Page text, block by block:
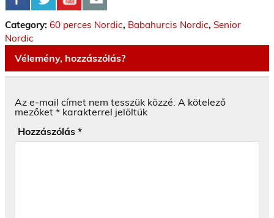
Category: 60 perces Nordic, Babahurcis Nordic, Senior
Nordic
Vélemény, hozzászólás?
Az e-mail címet nem tesszük közzé. A kötelező
mezőket * karakterrel jelöltük
Hozzászólás *